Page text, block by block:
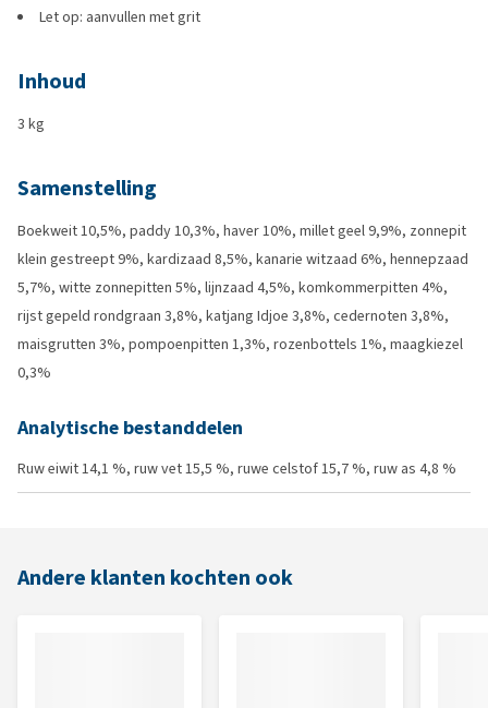
Let op: aanvullen met grit
Inhoud
3 kg
Samenstelling
Boekweit 10,5%, paddy 10,3%, haver 10%, millet geel 9,9%, zonnepit
klein gestreept 9%, kardizaad 8,5%, kanarie witzaad 6%, hennepzaad
5,7%, witte zonnepitten 5%, lijnzaad 4,5%, komkommerpitten 4%,
rijst gepeld rondgraan 3,8%, katjang Idjoe 3,8%, cedernoten 3,8%,
maisgrutten 3%, pompoenpitten 1,3%, rozenbottels 1%, maagkiezel
0,3%
Analytische bestanddelen
Ruw eiwit 14,1 %, ruw vet 15,5 %, ruwe celstof 15,7 %, ruw as 4,8 %
Andere klanten kochten ook